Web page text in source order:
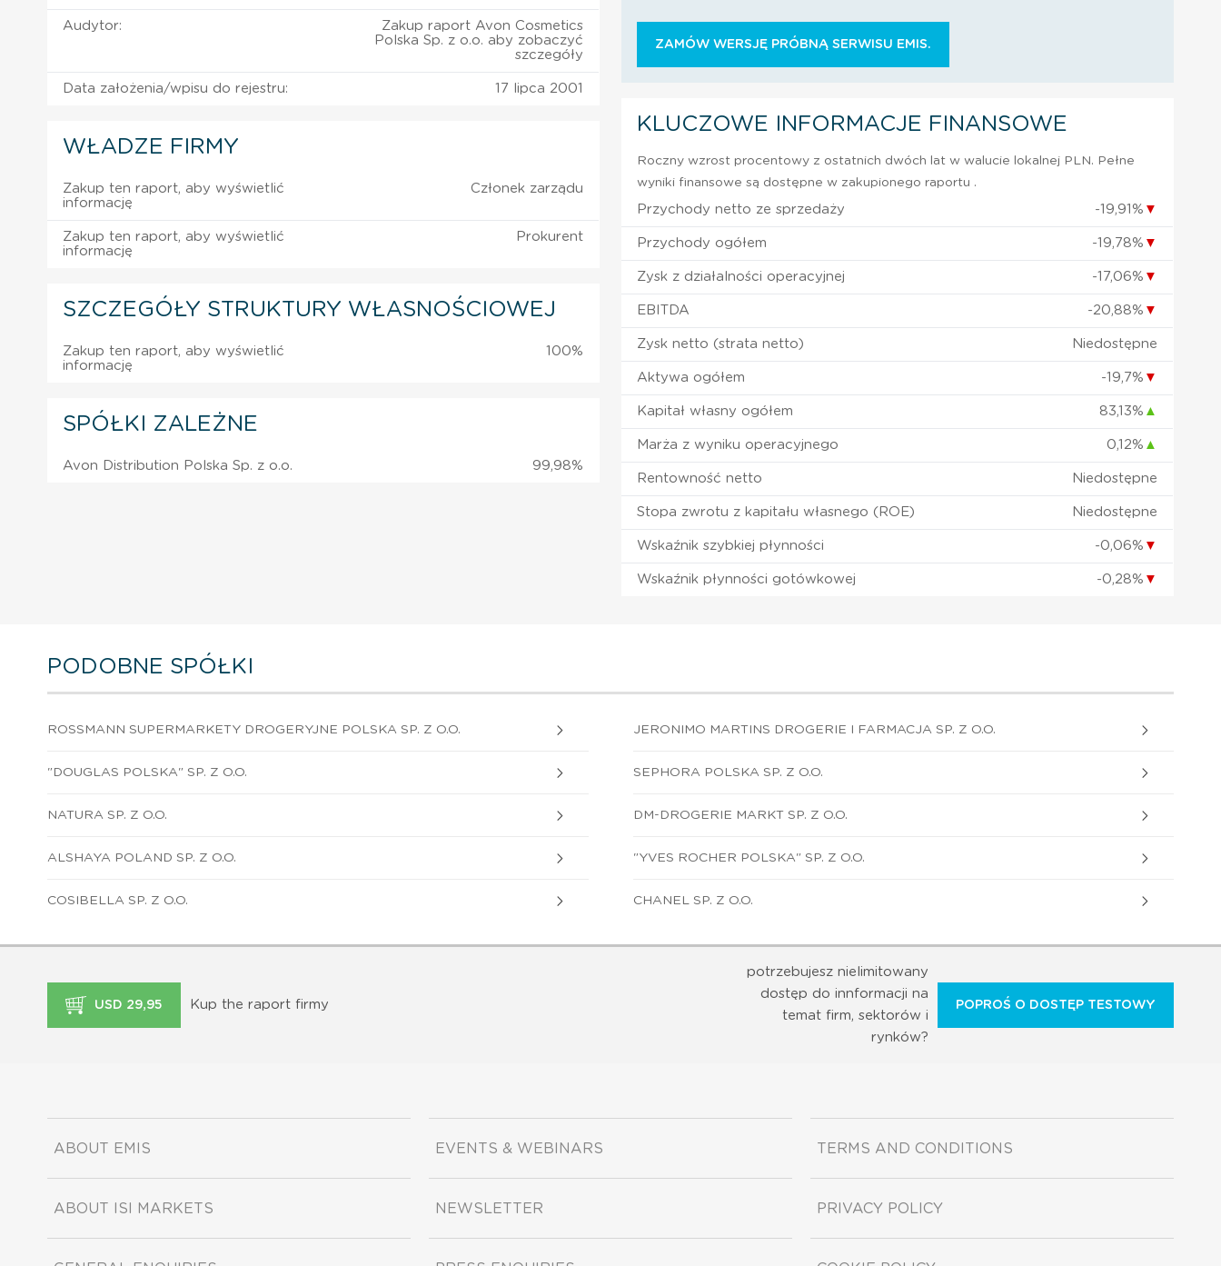
Audytor:
Zakup raport Avon Cosmetics
Polska Sp. z o.o. aby zobaczyć
szczegóły
Data założenia/wpisu do rejestru: 17 lipca 2001
WŁADZE FIRMY
Zakup ten raport, aby wyświetlić
informację
Członek zarządu
Zakup ten raport, aby wyświetlić
informację
Prokurent
SZCZEGÓŁY STRUKTURY WŁASNOŚCIOWEJ
Zakup ten raport, aby wyświetlić
informację
100%
SPÓŁKI ZALEŻNE
Avon Distribution Polska Sp. z o.o. 99,98%
ZAMÓW WERSJĘ PRÓBNĄ SERWISU EMIS.
KLUCZOWE INFORMACJE FINANSOWE
Roczny wzrost procentowy z ostatnich dwóch lat w walucie lokalnej PLN. Pełne
wyniki finansowe są dostępne w zakupionego raportu .
Przychody netto ze sprzedaży -19,91% ▼
Przychody ogółem -19,78% ▼
Zysk z działalności operacyjnej -17,06% ▼
EBITDA -20,88% ▼
Zysk netto (strata netto) Niedostępne
Aktywa ogółem -19,7% ▼
Kapitał własny ogółem 83,13% ▲
Marża z wyniku operacyjnego 0,12% ▲
Rentowność netto Niedostępne
Stopa zwrotu z kapitału własnego (ROE) Niedostępne
Wskaźnik szybkiej płynności -0,06% ▼
Wskaźnik płynności gotówkowej -0,28% ▼
PODOBNE SPÓŁKI
ROSSMANN SUPERMARKETY DROGERYJNE POLSKA SP. Z O.O. JERONIMO MARTINS DROGERIE I FARMACJA SP. Z O.O.
"DOUGLAS POLSKA" SP. Z O.O. SEPHORA POLSKA SP. Z O.O.
NATURA SP. Z O.O. DM-DROGERIE MARKT SP. Z O.O.
ALSHAYA POLAND SP. Z O.O. "YVES ROCHER POLSKA" SP. Z O.O.
COSIBELLA SP. Z O.O. CHANEL SP. Z O.O.
USD 29,95 Kup the raport firmy
potrzebujesz nielimitowany
dostęp do innformacji na
temat firm, sektorów i
rynków?
POPROŚ O DOSTĘP TESTOWY
ABOUT EMIS
ABOUT ISI MARKETS
EVENTS & WEBINARS
NEWSLETTER
TERMS AND CONDITIONS
PRIVACY POLICY